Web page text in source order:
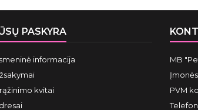
PASKYRA
informacija
kvitai
MB
PVM